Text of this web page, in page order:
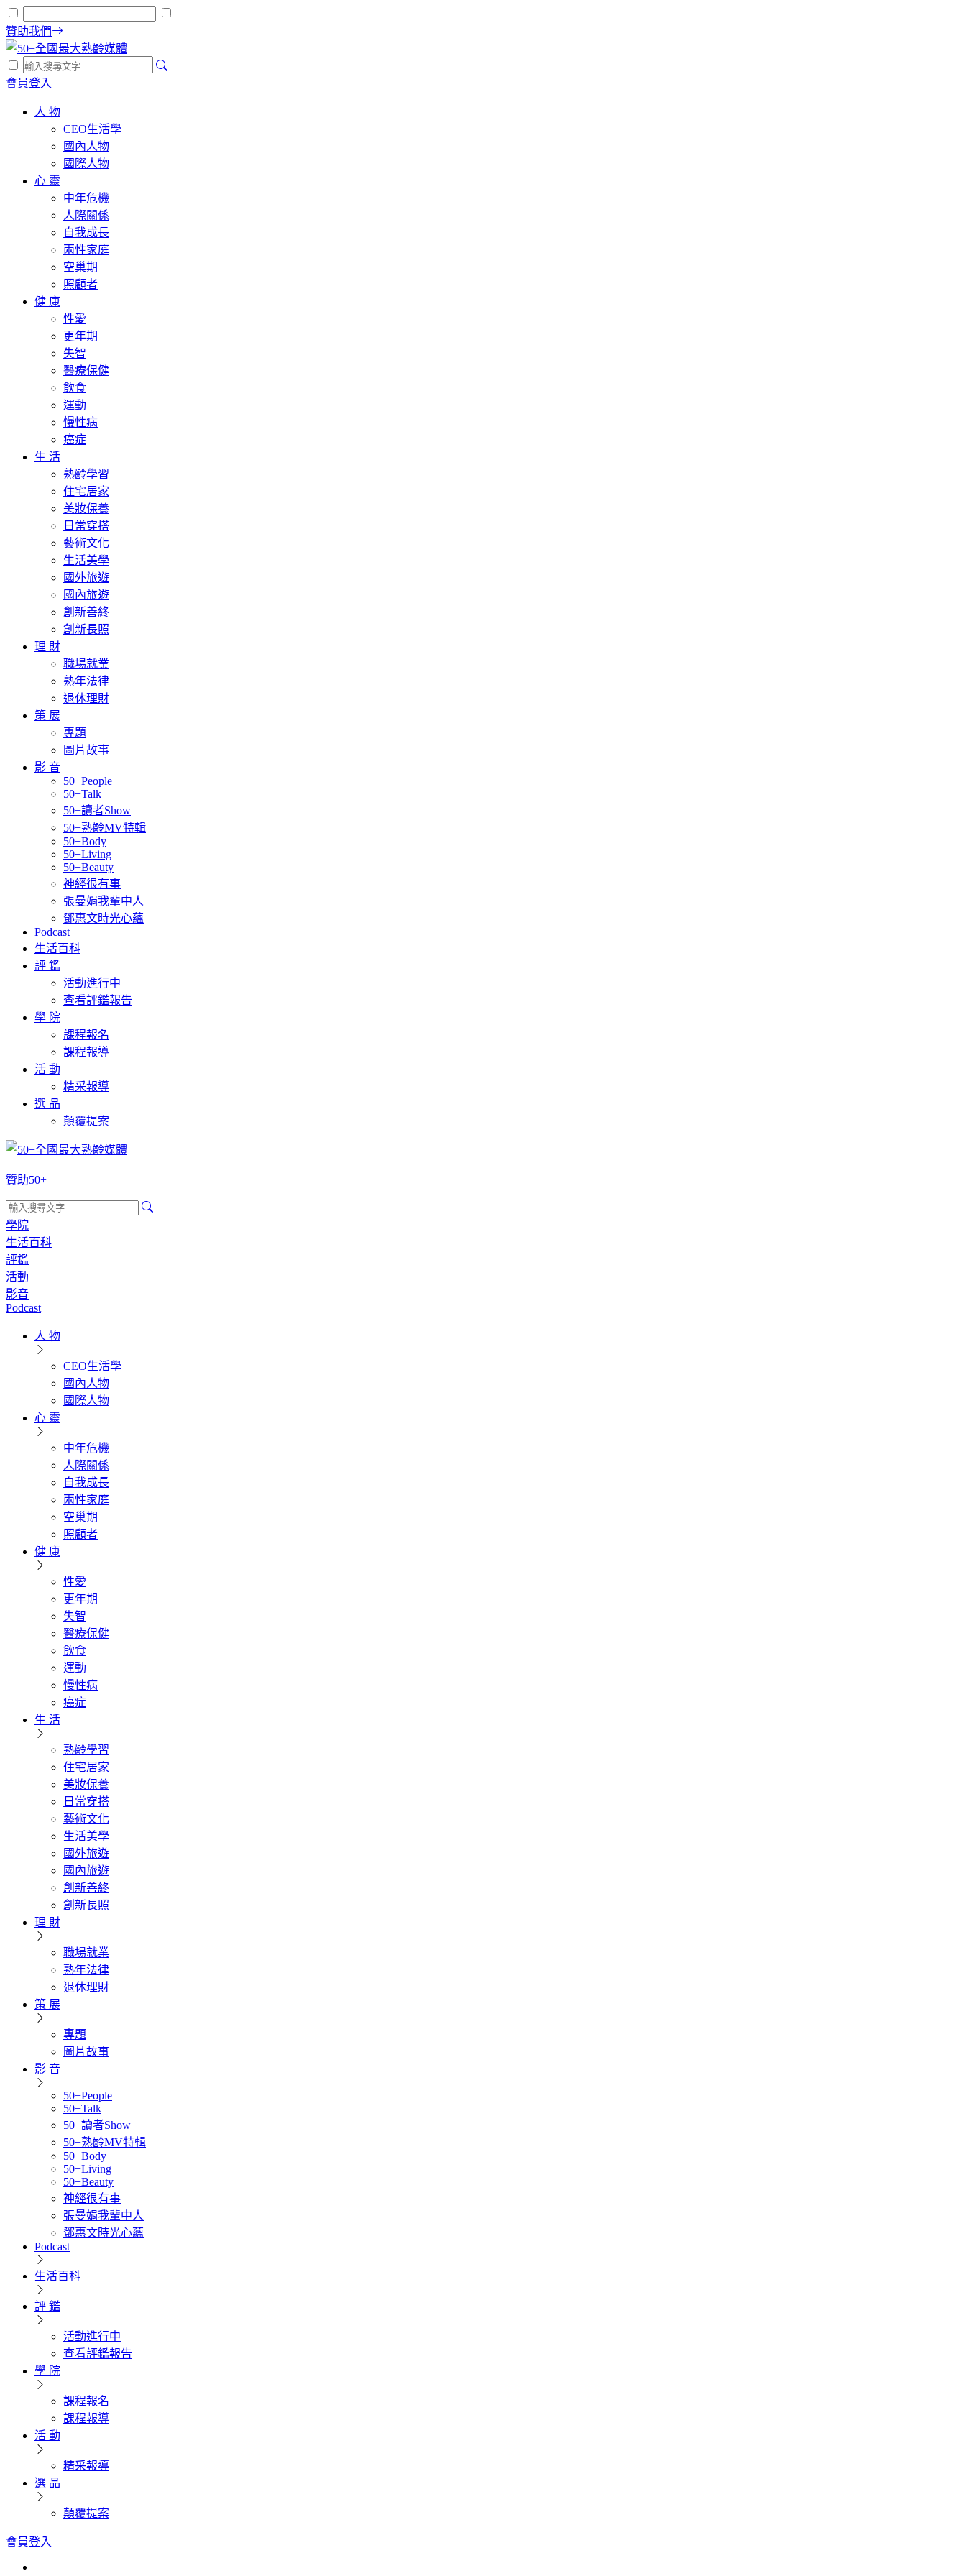
贊助我們
會員登入
人 物
CEO生活學
國內人物
國際人物
心 靈
中年危機
人際關係
自我成長
兩性家庭
空巢期
照顧者
健 康
性愛
更年期
失智
醫療保健
飲食
運動
慢性病
癌症
生 活
熟齡學習
住宅居家
美妝保養
日常穿搭
藝術文化
生活美學
國外旅遊
國內旅遊
創新善終
創新長照
理 財
職場就業
熟年法律
退休理財
策 展
專題
圖片故事
影 音
50+People
50+Talk
50+讀者Show
50+熟齡MV特輯
50+Body
50+Living
50+Beauty
神經很有事
張曼娟我輩中人
鄧惠文時光心蘊
Podcast
生活百科
評 鑑
活動進行中
查看評鑑報告
學 院
課程報名
課程報導
活 動
精采報導
選 品
顛覆提案
贊助50+
學院
生活百科
評鑑
活動
影音
Podcast
人 物
CEO生活學
國內人物
國際人物
心 靈
中年危機
人際關係
自我成長
兩性家庭
空巢期
照顧者
健 康
性愛
更年期
失智
醫療保健
飲食
運動
慢性病
癌症
生 活
熟齡學習
住宅居家
美妝保養
日常穿搭
藝術文化
生活美學
國外旅遊
國內旅遊
創新善終
創新長照
理 財
職場就業
熟年法律
退休理財
策 展
專題
圖片故事
影 音
50+People
50+Talk
50+讀者Show
50+熟齡MV特輯
50+Body
50+Living
50+Beauty
神經很有事
張曼娟我輩中人
鄧惠文時光心蘊
Podcast
生活百科
評 鑑
活動進行中
查看評鑑報告
學 院
課程報名
課程報導
活 動
精采報導
選 品
顛覆提案
會員登入